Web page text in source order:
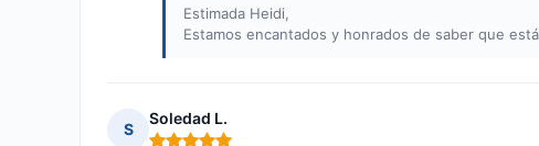
Estimada Heidi,
Estamos encantados y honrados de saber que
S
Soledad L.